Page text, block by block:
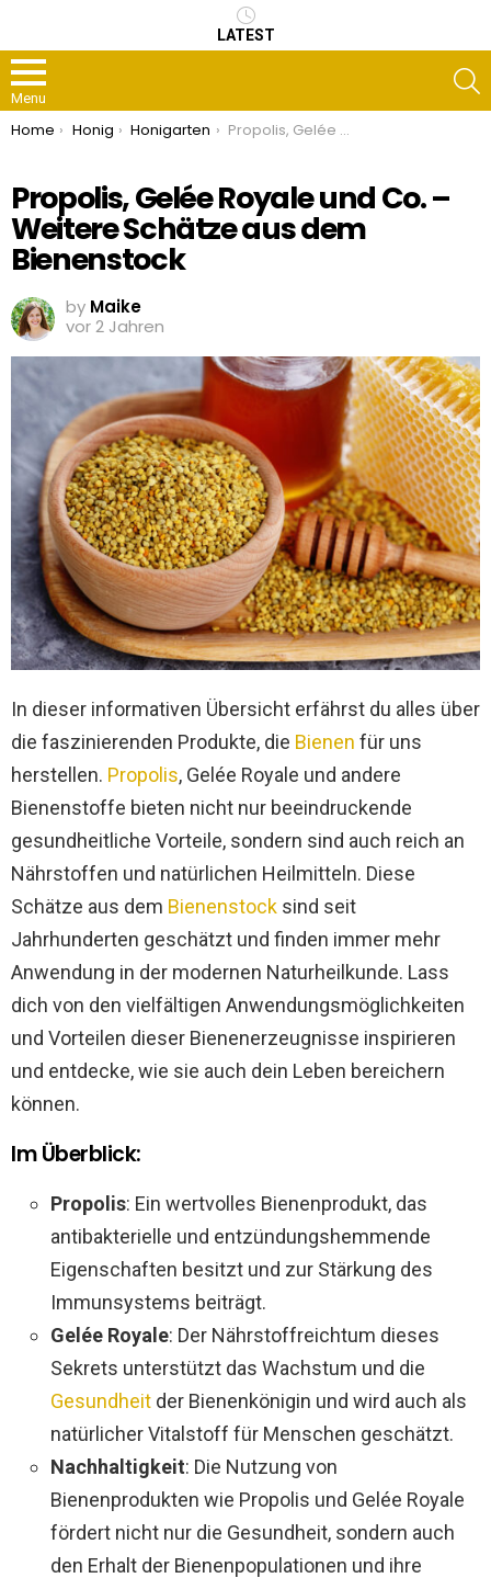
LATEST
Menu
You are here:
Home Honig Honigarten Propolis, Gelée Royale und Co. – Weitere Schätze aus dem Bienenstock
Propolis, Gelée Royale und Co. –
Weitere Schätze aus dem
Bienenstock
by Maike
vor 2 Jahren
In dieser informativen Übersicht erfährst du alles über
die faszinierenden Produkte, die Bienen für uns
herstellen. Propolis, Gelée Royale und andere
Bienenstoffe bieten nicht nur beeindruckende
gesundheitliche Vorteile, sondern sind auch reich an
Nährstoffen und natürlichen Heilmitteln. Diese
Schätze aus dem Bienenstock sind seit
Jahrhunderten geschätzt und finden immer mehr
Anwendung in der modernen Naturheilkunde. Lass
dich von den vielfältigen Anwendungsmöglichkeiten
und Vorteilen dieser Bienenerzeugnisse inspirieren
und entdecke, wie sie auch dein Leben bereichern
können.
Im Überblick:
Propolis: Ein wertvolles Bienenprodukt, das
antibakterielle und entzündungshemmende
Eigenschaften besitzt und zur Stärkung des
Immunsystems beiträgt.
Gelée Royale: Der Nährstoffreichtum dieses
Sekrets unterstützt das Wachstum und die
Gesundheit der Bienenkönigin und wird auch als
natürlicher Vitalstoff für Menschen geschätzt.
Nachhaltigkeit: Die Nutzung von
Bienenprodukten wie Propolis und Gelée Royale
fördert nicht nur die Gesundheit, sondern auch
den Erhalt der Bienenpopulationen und ihre